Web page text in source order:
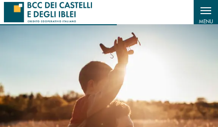
Salta al contenuto principale
MENU